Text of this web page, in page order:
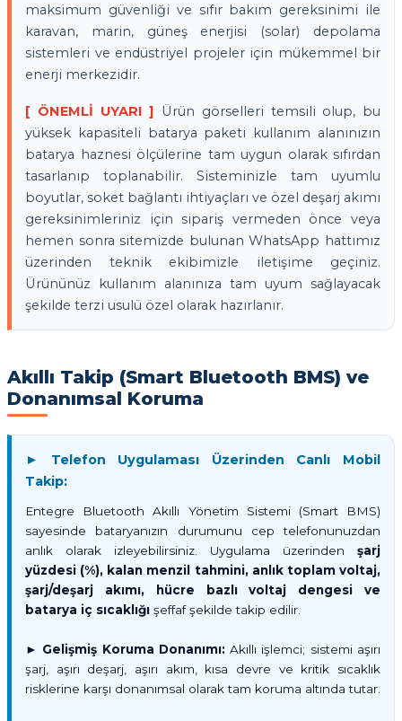
maksimum güvenliği ve sıfır bakım gereksinimi ile
karavan, marin, güneş enerjisi (solar) depolama
sistemleri ve endüstriyel projeler için mükemmel bir
enerji merkezidir.
[ ÖNEMLİ UYARI ] Ürün görselleri temsili olup, bu
yüksek kapasiteli batarya paketi kullanım alanınızın
batarya haznesi ölçülerine tam uygun olarak sıfırdan
tasarlanıp toplanabilir. Sisteminizle tam uyumlu
boyutlar, soket bağlantı ihtiyaçları ve özel deşarj akımı
gereksinimleriniz için sipariş vermeden önce veya
hemen sonra sitemizde bulunan WhatsApp hattımız
üzerinden teknik ekibimizle iletişime geçiniz.
Ürününüz kullanım alanınıza tam uyum sağlayacak
şekilde terzi usulü özel olarak hazırlanır.
Akıllı Takip (Smart Bluetooth BMS) ve
Donanımsal Koruma
► Telefon Uygulaması Üzerinden Canlı Mobil
Takip:
Entegre Bluetooth Akıllı Yönetim Sistemi (Smart BMS)
sayesinde bataryanızın durumunu cep telefonunuzdan
anlık olarak izleyebilirsiniz. Uygulama üzerinden şarj
yüzdesi (%), kalan menzil tahmini, anlık toplam voltaj,
şarj/deşarj akımı, hücre bazlı voltaj dengesi ve
batarya iç sıcaklığı şeffaf şekilde takip edilir.
► Gelişmiş Koruma Donanımı:Akıllı işlemci; sistemi aşırı
şarj, aşırı deşarj, aşırı akım, kısa devre ve kritik sıcaklık
risklerine karşı donanımsal olarak tam koruma altında tutar.